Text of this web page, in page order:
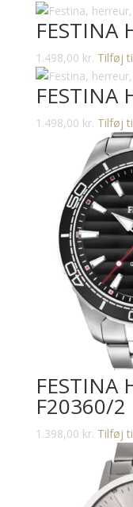
FESTINA
1.498,00 kr. Tilføj
FESTINA
1.498,00 kr. Tilføj
FESTINA
F20360/2
1.398,00 kr. Tilføj